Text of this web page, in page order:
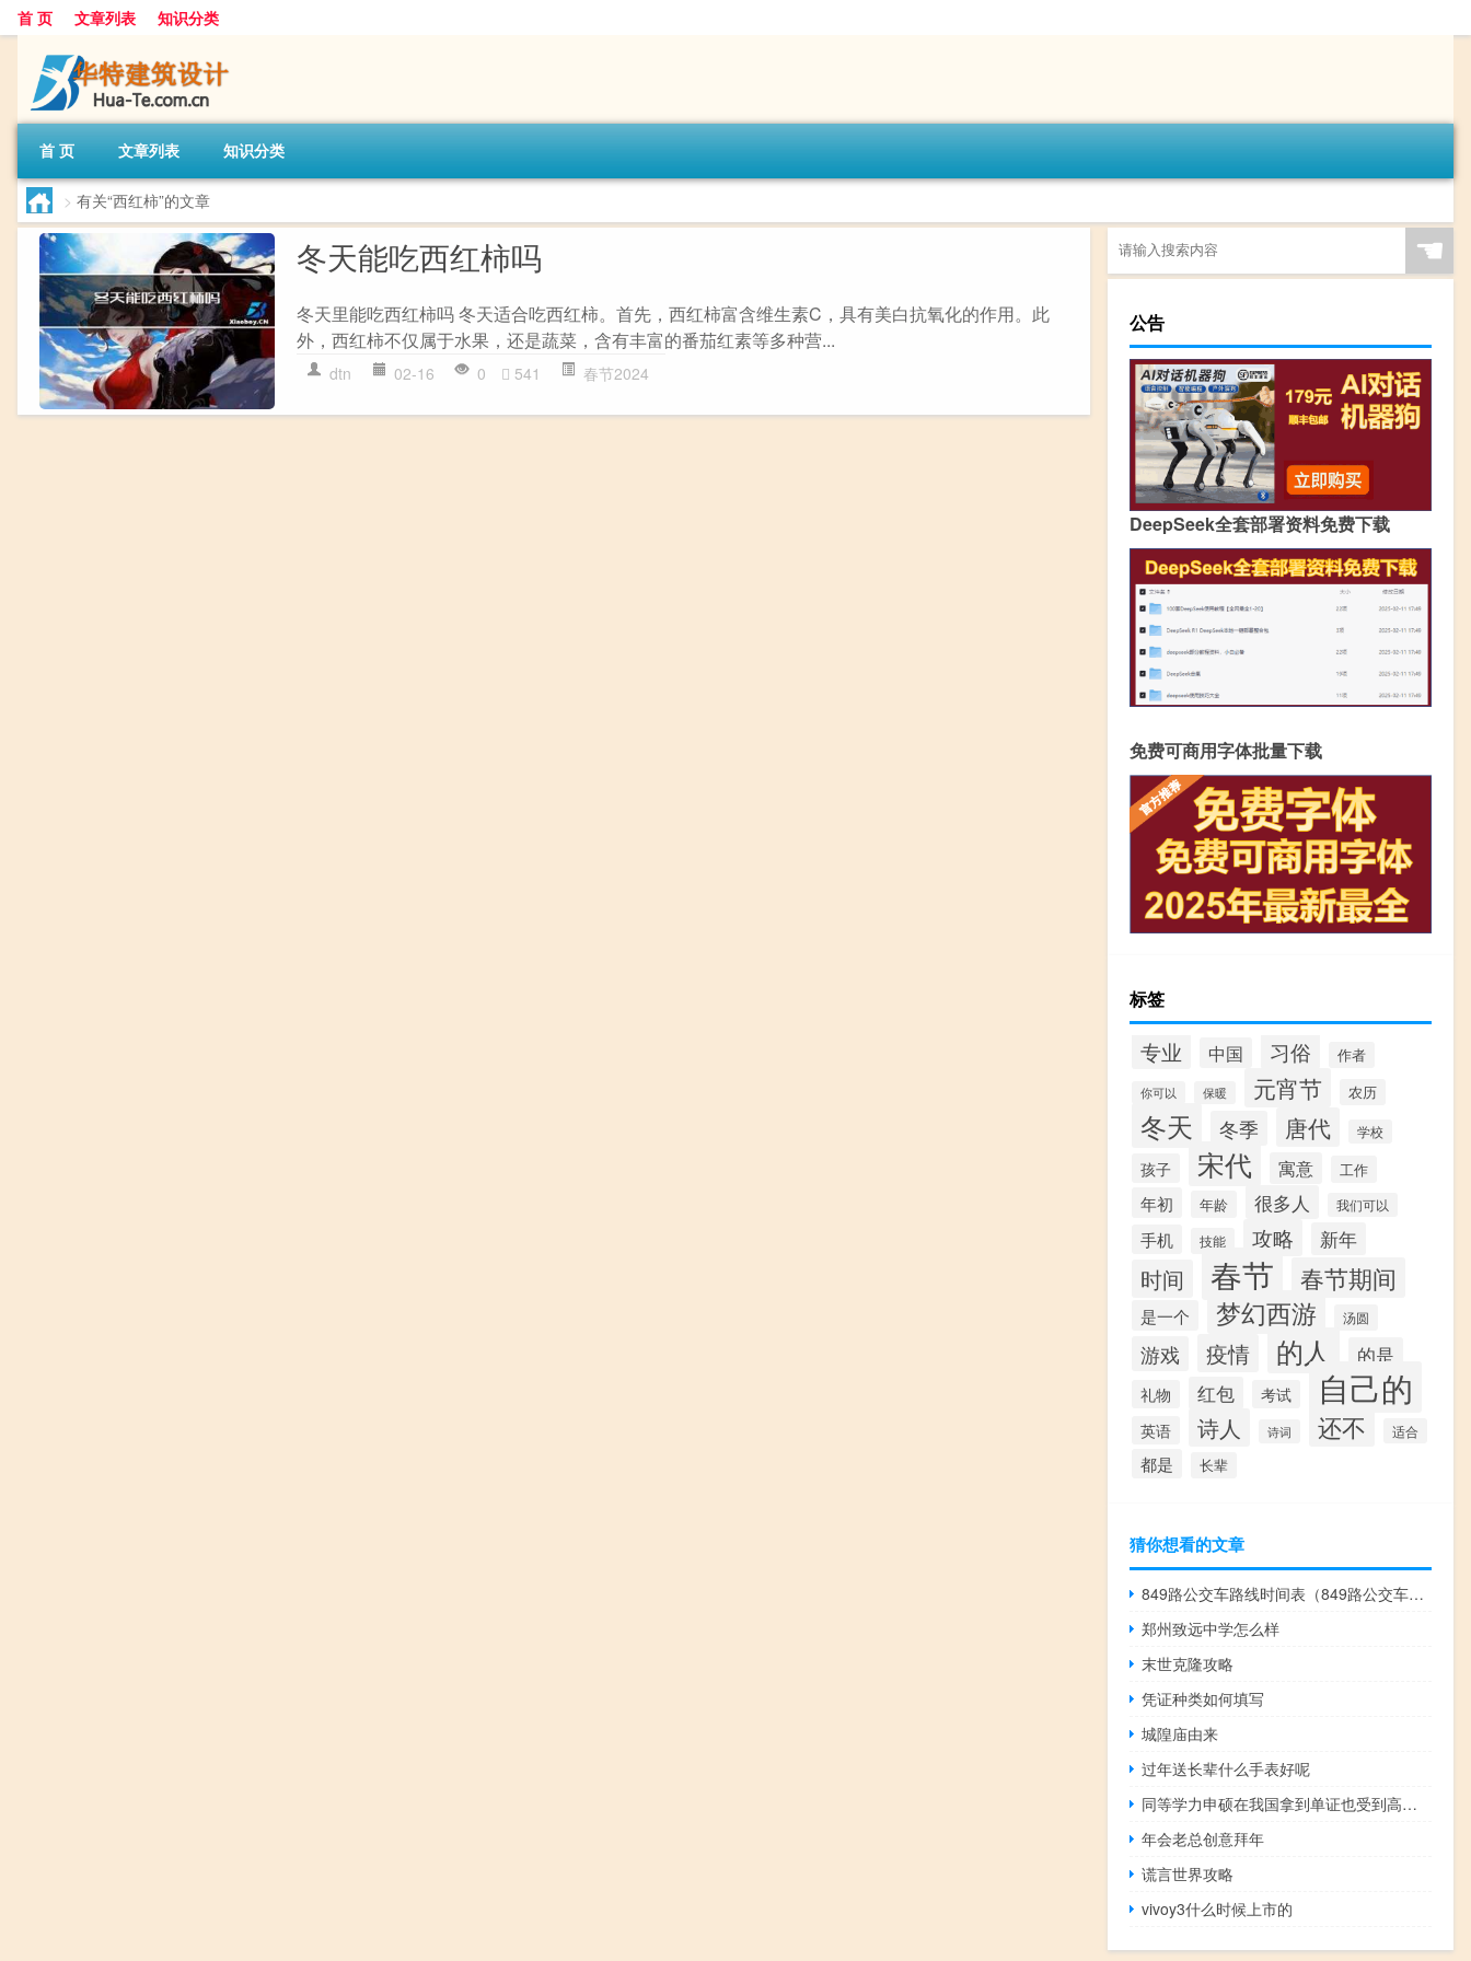
首 页 文章列表 知识分类
首 页 文章列表 知识分类
> 有关“西红柿”的文章
冬天能吃西红柿吗
冬天里能吃西红柿吗 冬天适合吃西红柿。首先，西红柿富含维生素C，具有美白抗氧化的作用。此
外，西红柿不仅属于水果，还是蔬菜，含有丰富的番茄红素等多种营...
dtn 02-16 0 541 春节2024
☚
公告
DeepSeek全套部署资料免费下载
免费可商用字体批量下载
标签
专业 中国 习俗 作者
你可以 保暖 元宵节 农历
冬天 冬季 唐代 学校
孩子 宋代 寓意 工作
年初 年龄 很多人 我们可以
手机 技能 攻略 新年
时间 春节 春节期间
是一个 梦幻西游 汤圆
游戏 疫情 的人 的是
礼物 红包 考试 自己的
英语 诗人 诗词 还不 适合
都是 长辈
猜你想看的文章
849路公交车路线时间表（849路公交车路线）
郑州致远中学怎么样
末世克隆攻略
凭证种类如何填写
城隍庙由来
过年送长辈什么手表好呢
同等学力申硕在我国拿到单证也受到高度重视
年会老总创意拜年
谎言世界攻略
vivoy3什么时候上市的